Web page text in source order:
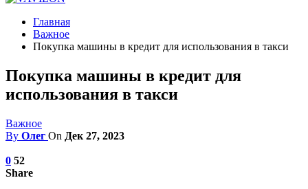
Главная
Важное
Покупка машины в кредит для использования в такси
Покупка машины в кредит для
использования в такси
Важное
By Олег On Дек 27, 2023
0 52
Share